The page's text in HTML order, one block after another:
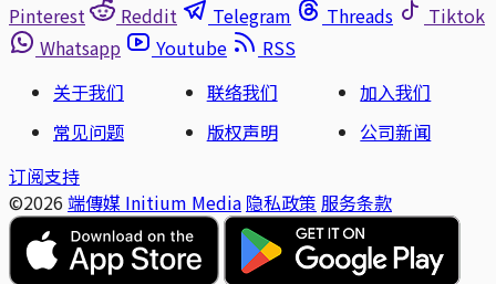
Pinterest
Reddit Telegram Threads
Tiktok
Whatsapp
Youtube
RSS
关于我们
联络我们
加入我们
常见问题
版权声明
公司新闻
订阅支持
©2026 端傳媒 Initium Media 隐私政策 服务条款